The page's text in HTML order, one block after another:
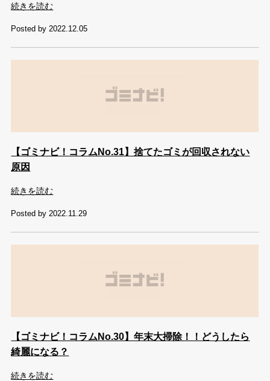
続きを読む
Posted by 2022.12.05
【ゴミナビ！コラムNo.31】捨てたゴミが回収されない
原因
続きを読む
Posted by 2022.11.29
【ゴミナビ！コラムNo.30】年末大掃除！！どうしたら
綺麗になる？
続きを読む